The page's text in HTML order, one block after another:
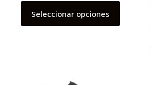
Seleccionar opciones
Este
producto
tiene